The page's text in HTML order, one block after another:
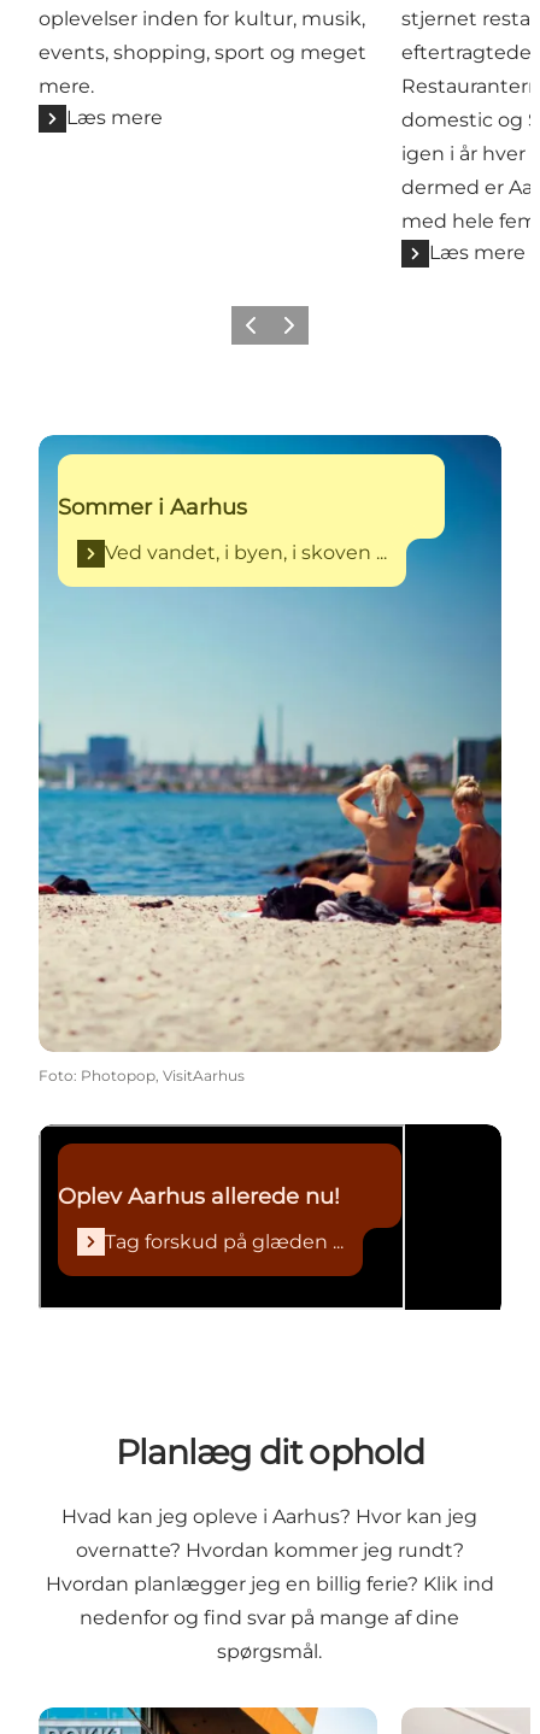
oplevelser inden for kultur, musik,
events, shopping, sport og meget
mere.
Læs mere
stjernet
eftertragtede
domestic og
igen i år hver
dermed er
med hele
Læs mere
ForrigeNæste
Ved vandet, i byen, i skoven ...
Sommer i Aarhus
Ved vandet, i byen, i skoven ...
Foto: Photopop, VisitAarhus
Tag forskud på glæden ...
Oplev Aarhus allerede nu!
Tag forskud på glæden ...
Planlæg dit ophold
Hvad kan jeg opleve i Aarhus? Hvor kan jeg
overnatte? Hvordan kommer jeg rundt?
Hvordan planlægger jeg en billig ferie? Klik ind
nedenfor og find svar på mange af dine
spørgsmål.
Hvor, hvordan og hvornår? Find